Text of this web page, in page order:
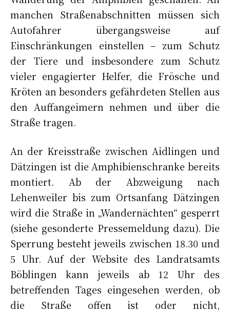
manchen Straßenabschnitten müssen sich
Autofahrer übergangsweise auf
Einschränkungen einstellen – zum Schutz
der Tiere und insbesondere zum Schutz
vieler engagierter Helfer, die Frösche und
Kröten an besonders gefährdeten Stellen aus
den Auffangeimern nehmen und über die
Straße tragen.
An der Kreisstraße zwischen Aidlingen und
Dätzingen ist die Amphibienschranke bereits
montiert. Ab der Abzweigung nach
Lehenweiler bis zum Ortsanfang Dätzingen
wird die Straße in „Wandernächten“ gesperrt
(siehe gesonderte Pressemeldung dazu). Die
Sperrung besteht jeweils zwischen 18.30 und
5 Uhr. Auf der Website des Landratsamts
Böblingen kann jeweils ab 12 Uhr des
betreffenden Tages eingesehen werden, ob
die Straße offen ist oder nicht,